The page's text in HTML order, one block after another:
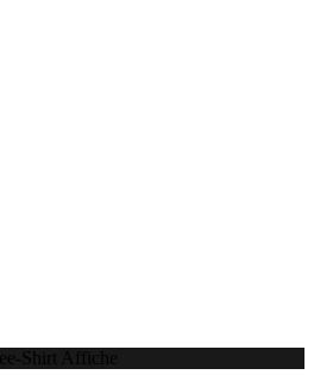
Shirt Affiche